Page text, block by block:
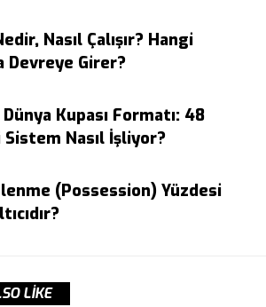
Nasıl Çalışır? Hangi
Devreye Girer?
Kupası Formatı: 48
Sistem Nasıl İşliyor?
(Possession) Yüzdesi
LIKE